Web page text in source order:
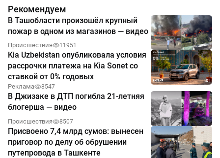
Рекомендуем
В Ташобласти произошёл крупный
пожар в одном из магазинов — видео
Происшествия 11951
Kia Uzbekistan опубликовала условия
рассрочки платежа на Kia Sonet со
ставкой от 0% годовых
Реклама 8547
В Джизаке в ДТП погибла 21-летняя
блогерша — видео
Происшествия 8507
Присвоено 7,4 млрд сумов: вынесен
приговор по делу об обрушении
путепровода в Ташкенте